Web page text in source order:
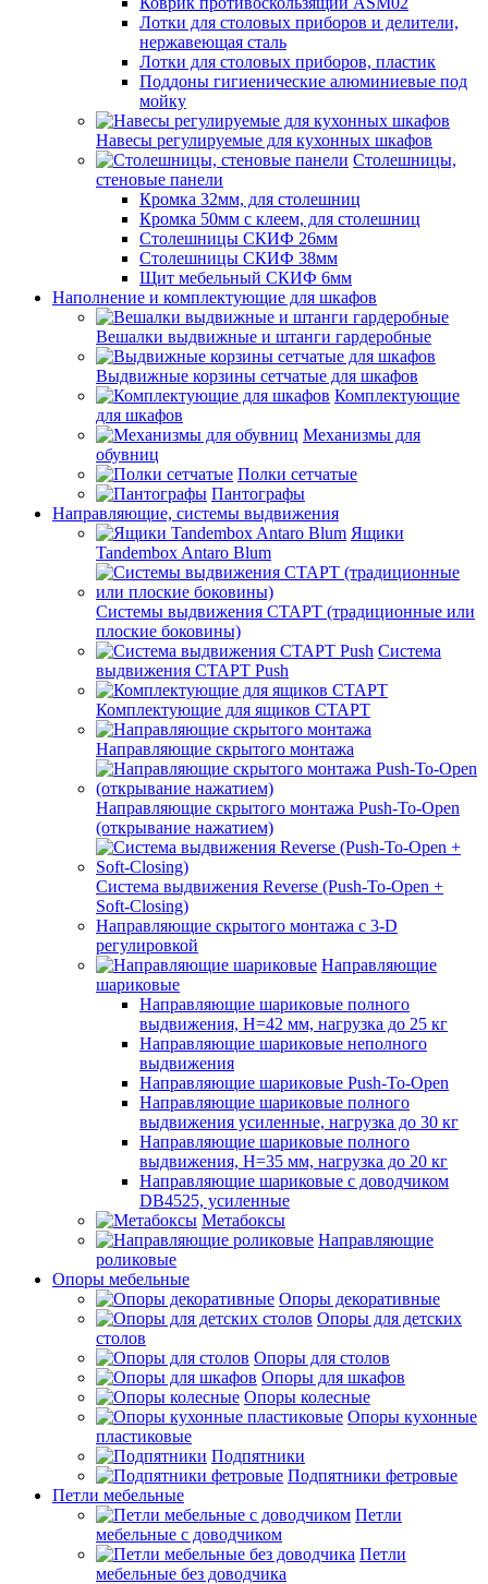
Лотки для столовых приборов и делители,
нержавеющая сталь
Лотки для столовых приборов, пластик
Поддоны гигиенические алюминиевые под
мойку
Навесы регулируемые для кухонных шкафов
Столешницы,
стеновые панели
Кромка 32мм, для столешниц
Кромка 50мм с клеем, для столешниц
Столешницы СКИФ 26мм
Столешницы СКИФ 38мм
Щит мебельный СКИФ 6мм
Наполнение и комплектующие для шкафов
Вешалки выдвижные и штанги гардеробные
Выдвижные корзины сетчатые для шкафов
Комплектующие
для шкафов
Механизмы для
обувниц
Полки сетчатые
Пантографы
Направляющие, системы выдвижения
Ящики
Tandembox Antaro Blum
Системы выдвижения СТАРТ (традиционные или
плоские боковины)
Система
выдвижения СТАРТ Push
Комплектующие для ящиков СТАРТ
Направляющие скрытого монтажа
Направляющие скрытого монтажа Push-To-Open
(открывание нажатием)
Система выдвижения Reverse (Push-To-Open +
Soft-Closing)
Направляющие скрытого монтажа с 3-D
регулировкой
Направляющие
шариковые
Направляющие шариковые полного
выдвижения, H=42 мм, нагрузка до 25 кг
Направляющие шариковые неполного
выдвижения
Направляющие шариковые Push-To-Open
Направляющие шариковые полного
выдвижения усиленные, нагрузка до 30 кг
Направляющие шариковые полного
выдвижения, H=35 мм, нагрузка до 20 кг
Направляющие шариковые с доводчиком
DB4525, усиленные
Метабоксы
Направляющие
роликовые
Опоры мебельные
Опоры декоративные
Опоры для детских
столов
Опоры для столов
Опоры для шкафов
Опоры колесные
Опоры кухонные
пластиковые
Подпятники
Подпятники фетровые
Петли мебельные
Петли
мебельные с доводчиком
Петли
мебельные без доводчика